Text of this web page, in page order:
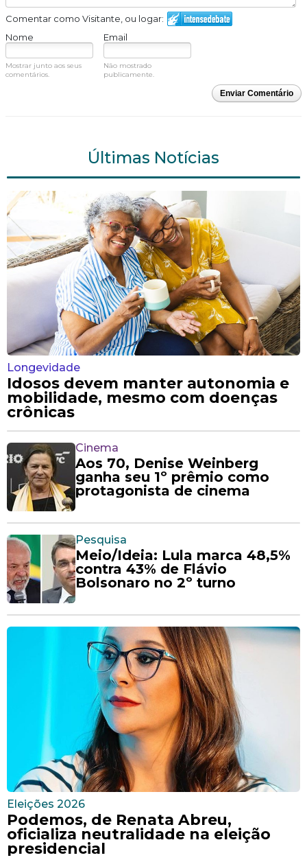
Comentar como Visitante, ou logar:
Nome
Email
Mostrar junto aos seus
comentários.
Não mostrado
publicamente.
Enviar Comentário
Últimas Notícias
Longevidade
Idosos devem manter autonomia e
mobilidade, mesmo com doenças
crônicas
Cinema
Aos 70, Denise Weinberg
ganha seu 1º prêmio como
protagonista de cinema
Pesquisa
Meio/Ideia: Lula marca 48,5%
contra 43% de Flávio
Bolsonaro no 2º turno
Eleições 2026
Podemos, de Renata Abreu,
oficializa neutralidade na eleição
presidencial